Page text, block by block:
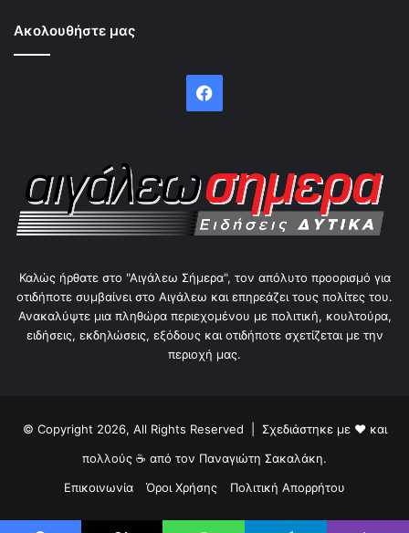
Ακολουθήστε μας
Facebook
Καλώς ήρθατε στο "Αιγάλεω Σήμερα", τον απόλυτο προορισμό για
οτιδήποτε συμβαίνει στο Αιγάλεω και επηρεάζει τους πολίτες του.
Ανακαλύψτε μια πληθώρα περιεχομένου με πολιτική, κουλτούρα,
ειδήσεις, εκδηλώσεις, εξόδους και οτιδήποτε σχετίζεται με την
περιοχή μας.
© Copyright 2026, All Rights Reserved | Σχεδιάστηκε με ❤ και
πολλούς ☕ από τον Παναγιώτη Σακαλάκη.
Επικοινωνία
Όροι Χρήσης Πολιτική Απορρήτου